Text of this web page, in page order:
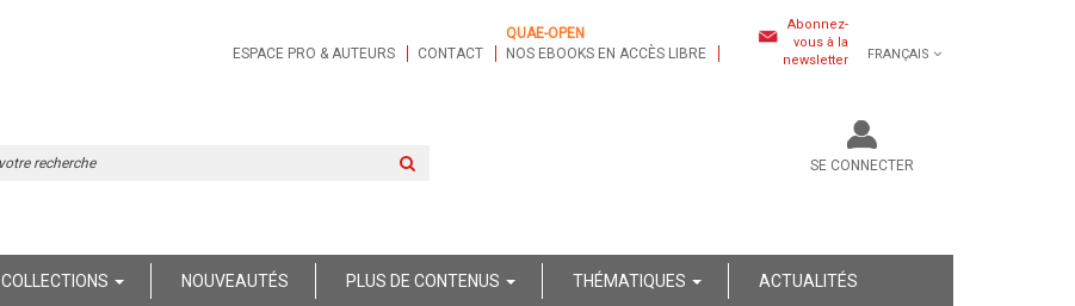
ESPACE PRO & AUTEURS CONTACT
QUAE-OPEN
NOS EBOOKS EN ACCÈS LIBRE
Abonnez-
vous à la
newsletter
FRANÇAIS
SE CONNECTER
COLLECTIONS NOUVEAUTÉS PLUS DE CONTENUS THÉMATIQUES ACTUALITÉS